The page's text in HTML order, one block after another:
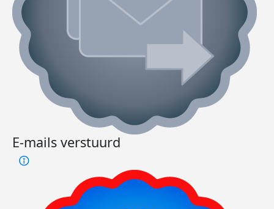
E-mails verstuurd